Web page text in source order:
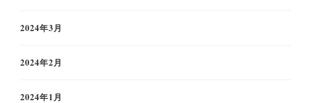
2024年3月
2024年2月
2024年1月